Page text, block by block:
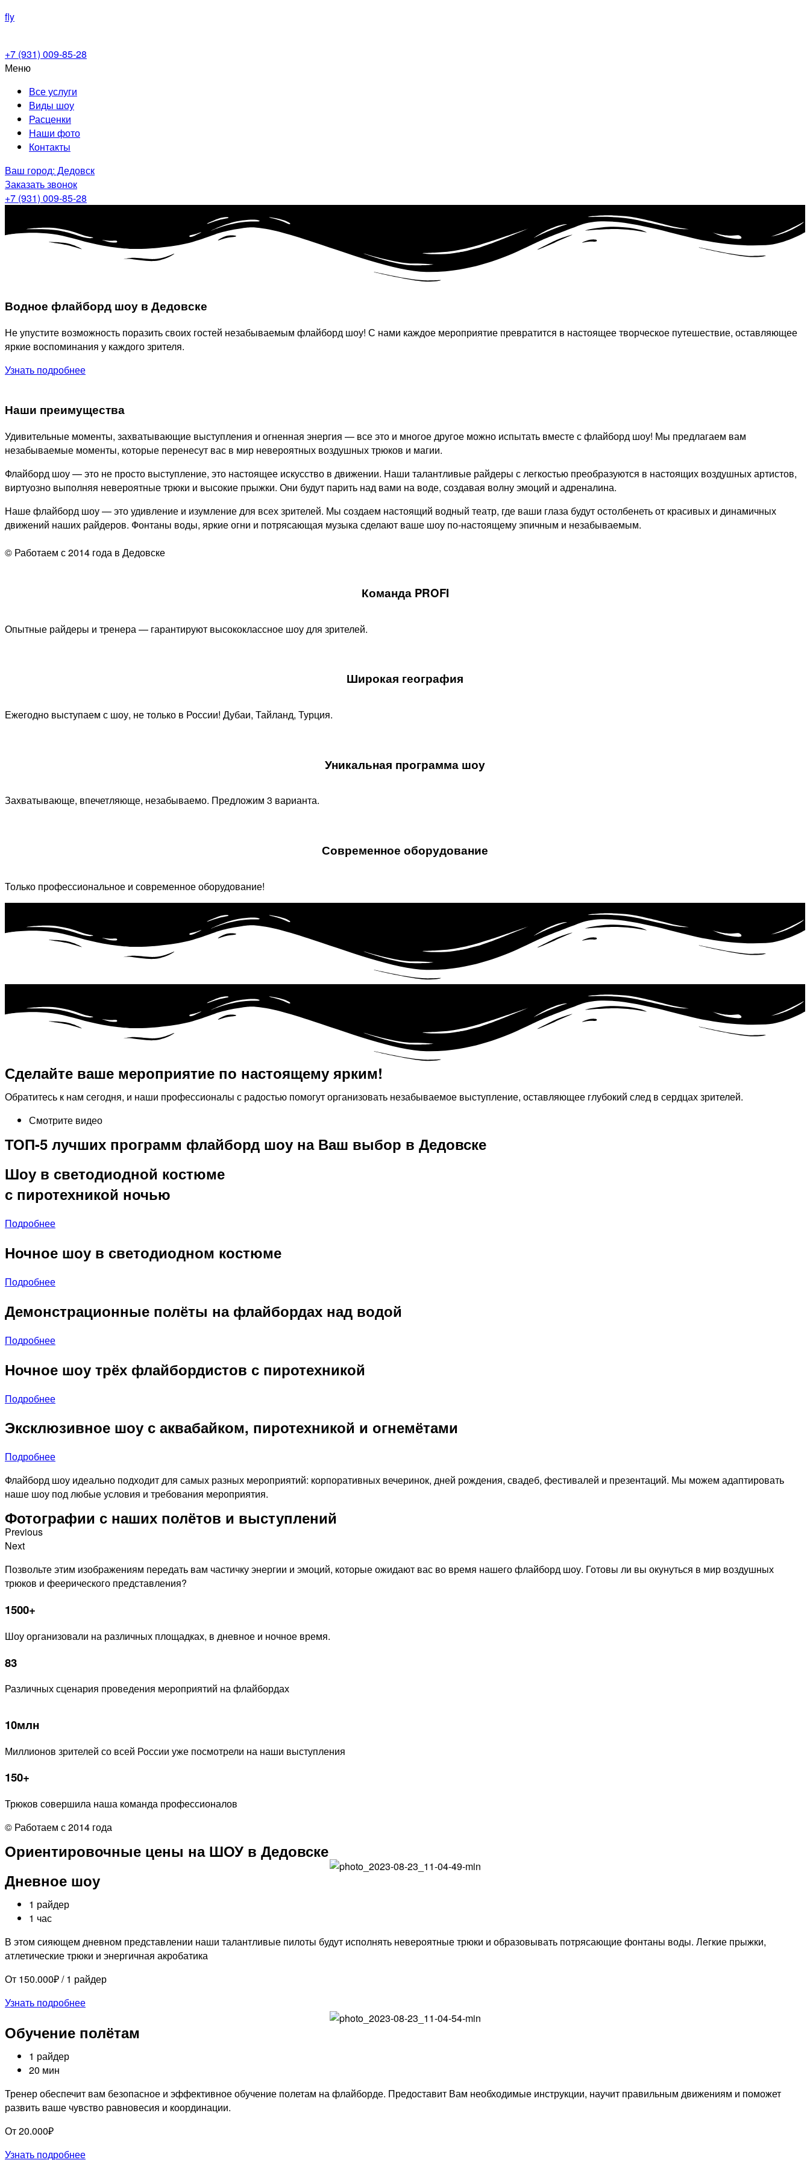
fly
+7 (931) 009-85-28
Меню
Все услуги
Виды шоу
Расценки
Наши фото
Контакты
Ваш город: Дедовск
Заказать звонок
+7 (931) 009-85-28
Водное флайборд шоу в Дедовске
Не упустите возможность поразить своих гостей незабываемым флайборд шоу! С нами каждое мероприятие превратится в настоящее творческое путешествие, оставляющее
яркие воспоминания у каждого зрителя.
Узнать подробнее
Наши преимущества
Удивительные моменты, захватывающие выступления и огненная энергия — все это и многое другое можно испытать вместе с флайборд шоу! Мы предлагаем вам
незабываемые моменты, которые перенесут вас в мир невероятных воздушных трюков и магии.
Флайборд шоу — это не просто выступление, это настоящее искусство в движении. Наши талантливые райдеры с легкостью преобразуются в настоящих воздушных артистов,
виртуозно выполняя невероятные трюки и высокие прыжки. Они будут парить над вами на воде, создавая волну эмоций и адреналина.
Наше флайборд шоу — это удивление и изумление для всех зрителей. Мы создаем настоящий водный театр, где ваши глаза будут остолбенеть от красивых и динамичных
движений наших райдеров. Фонтаны воды, яркие огни и потрясающая музыка сделают ваше шоу по-настоящему эпичным и незабываемым.
© Работаем с 2014 года в Дедовске
Команда PROFI
Опытные райдеры и тренера — гарантируют высококлассное шоу для зрителей.
Широкая география
Ежегодно выступаем с шоу, не только в России! Дубаи, Тайланд, Турция.
Уникальная программа шоу​
Захватывающе, впечетляюще, незабываемо. Предложим 3 варианта.
Современное оборудование
Только профессиональное и современное оборудование!
Сделайте ваше мероприятие по настоящему ярким!​
Обратитесь к нам сегодня, и наши профессионалы с радостью помогут организовать незабываемое выступление, оставляющее глубокий след в сердцах зрителей.
Смотрите видео
ТОП-5 лучших программ флайборд шоу на Ваш выбор в Дедовске
Шоу в светодиодной костюме
с пиротехникой ночью
Подробнее
Ночное шоу в светодиодном костюме
Подробнее
Демонстрационные полёты на флайбордах над водой
Подробнее
Ночное шоу трёх флайбордистов с пиротехникой
Подробнее
Эксклюзивное шоу с аквабайком, пиротехникой и огнемётами
Подробнее
Флайборд шоу идеально подходит для самых разных мероприятий: корпоративных вечеринок, дней рождения, свадеб, фестивалей и презентаций. Мы можем адаптировать
наше шоу под любые условия и требования мероприятия.
Фотографии с наших полётов и выступлений
Previous
Next
Позвольте этим изображениям передать вам частичку энергии и эмоций, которые ожидают вас во время нашего флайборд шоу. Готовы ли вы окунуться в мир воздушных
трюков и феерического представления?
1500+
Шоу организовали на различных площадках, в дневное и ночное время.
83
Различных сценария проведения мероприятий на флайбордах
10млн
Миллионов зрителей со всей России уже посмотрели на наши выступления
150+
Трюков совершила наша команда профессионалов
© Работаем с 2014 года
Ориентировочные цены на ШОУ в Дедовске
Дневное шоу
1 райдер
1 час
В этом сияющем дневном представлении наши талантливые пилоты будут исполнять невероятные трюки и образовывать потрясающие фонтаны воды. Легкие прыжки,
атлетические трюки и энергичная акробатика
От 150.000₽ / 1 райдер
Узнать подробнее
Обучение полётам
1 райдер
20 мин
Тренер обеспечит вам безопасное и эффективное обучение полетам на флайборде. Предоставит Вам необходимые инструкции, научит правильным движениям и поможет
развить ваше чувство равновесия и координации.
От 20.000₽
Узнать подробнее